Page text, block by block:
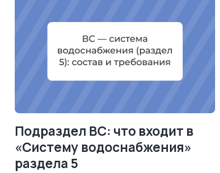
Подраздел ВС: что входит в
«Систему водоснабжения»
раздела 5